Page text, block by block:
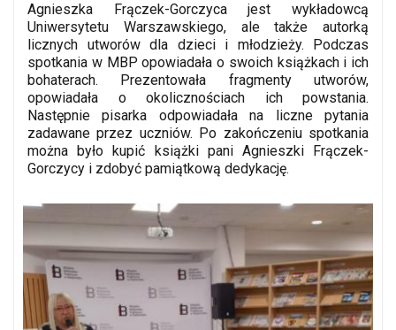
Agnieszka Frączek-Gorczyca jest wykładowcą
Uniwersytetu Warszawskiego, ale także autorką
licznych utworów dla dzieci i młodzieży. Podczas
spotkania w MBP opowiadała o swoich książkach i ich
bohaterach. Prezentowała fragmenty utworów,
opowiadała o okolicznościach ich powstania.
Następnie pisarka odpowiadała na liczne pytania
zadawane przez uczniów. Po zakończeniu spotkania
można było kupić książki pani Agnieszki Frączek-
Gorczycy i zdobyć pamiątkową dedykację.